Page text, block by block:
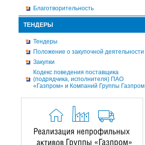
Благотворительность
ТЕНДЕРЫ
Тендеры
Положение о закупочной деятельности
Закупки
Кодекс поведения поставщика
(подрядчика, исполнителя) ПАО
«Газпром» и Компаний Группы Газпром